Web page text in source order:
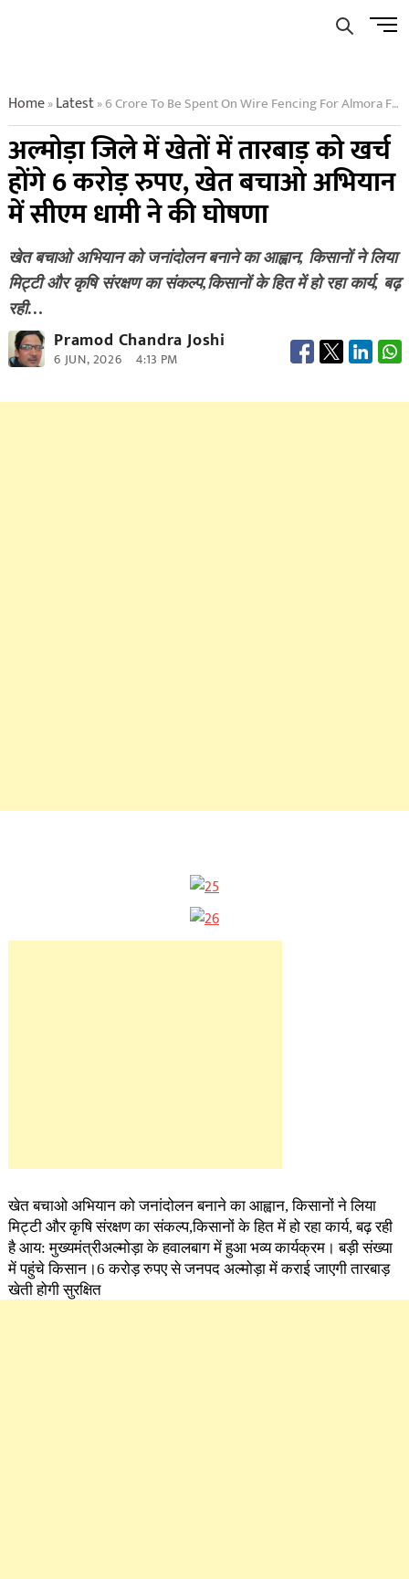
Menu
Home»Latest»6 Crore To Be Spent On Wire Fencing For Almora Farms Cm Dhami Announces
अल्मोड़ा जिले में खेतों में तारबाड़ को खर्च
होंगे 6 करोड़ रुपए, खेत बचाओ अभियान
में सीएम धामी ने की घोषणा
खेत बचाओ अभियान को जनांदोलन बनाने का आह्वान, किसानों ने लिया
मिट्टी और कृषि संरक्षण का संकल्प,किसानों के हित में हो रहा कार्य, बढ़
रही…
Pramod Chandra Joshi
6 JUN, 2026 4:13 PM
खेत बचाओ अभियान को जनांदोलन बनाने का आह्वान, किसानों ने लिया
मिट्टी और कृषि संरक्षण का संकल्प,किसानों के हित में हो रहा कार्य, बढ़ रही
है आय: मुख्यमंत्रीअल्मोड़ा के हवालबाग में हुआ भव्य कार्यक्रम। बड़ी संख्या
में पहुंचे किसान।6 करोड़ रुपए से जनपद अल्मोड़ा में कराई जाएगी तारबाड़
खेती होगी सुरक्षित